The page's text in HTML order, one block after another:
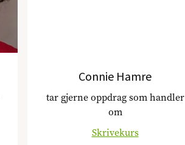
Connie Hamre
tar gjerne oppdrag som handler
om
Skrivekurs